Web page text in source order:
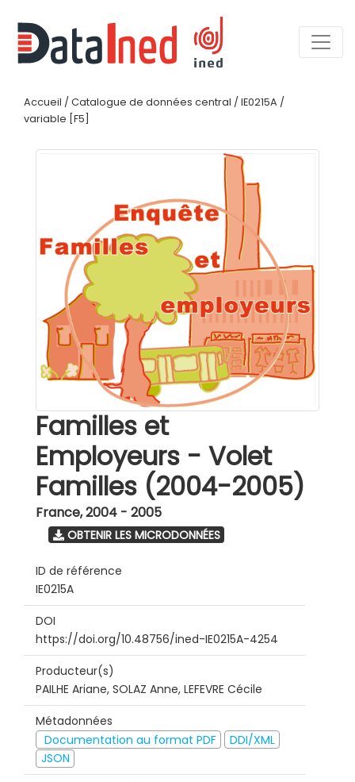
Accueil / Catalogue de données central / IE0215A /
variable [F5]
Familles et
Employeurs - Volet
Familles (2004-2005)
France,2004 - 2005
OBTENIR LES MICRODONNÉES
ID de référence
IE0215A
DOI
https://doi.org/10.48756/ined-IE0215A-4254
Producteur(s)
PAILHE Ariane, SOLAZ Anne, LEFEVRE Cécile
Métadonnées
Documentation au format PDF
DDI/XML
JSON